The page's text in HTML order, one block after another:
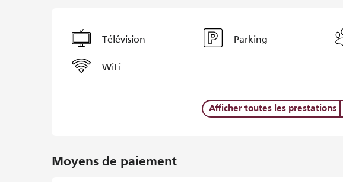
Télévision Parking
WiFi
Afficher toutes les prestations
Moyens de paiement